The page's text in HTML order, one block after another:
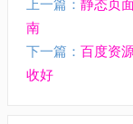
上一篇： 静态页
南
下一篇： 百度资
收好